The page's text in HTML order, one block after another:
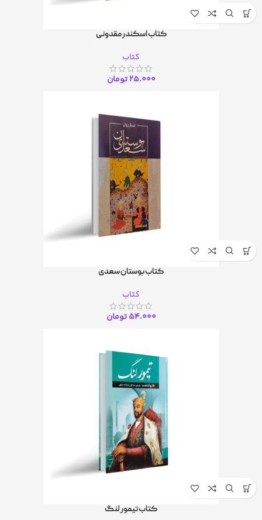
کتاب اسکندر مقدونی
کتاب
25.000 تومان
کتاب بوستان سعدی
کتاب
54.000 تومان
کتاب تیمور لنگ